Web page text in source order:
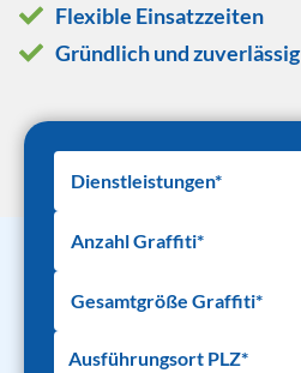
Flexible Einsatzzeiten
Gründlich und zuverlässig
Ausführungsort PLZ*